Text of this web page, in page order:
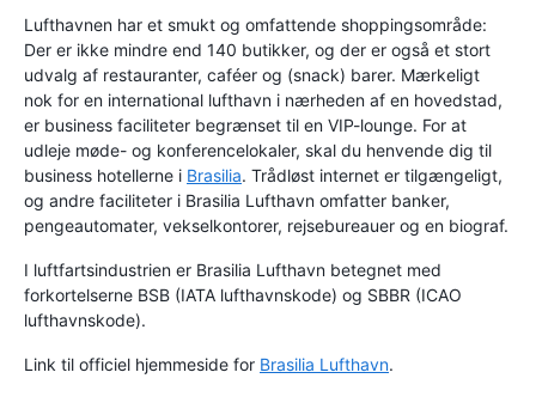
Lufthavnen har et smukt og omfattende shoppingsområde:
Der er ikke mindre end 140 butikker, og der er også et stort
udvalg af restauranter, caféer og (snack) barer. Mærkeligt
nok for en international lufthavn i nærheden af en hovedstad,
er business faciliteter begrænset til en VIP-lounge. For at
udleje møde- og konferencelokaler, skal du henvende dig til
business hotellerne i Brasilia. Trådløst internet er tilgængeligt,
og andre faciliteter i Brasilia Lufthavn omfatter banker,
pengeautomater, vekselkontorer, rejsebureauer og en biograf.
I luftfartsindustrien er Brasilia Lufthavn betegnet med
forkortelserne BSB (IATA lufthavnskode) og SBBR (ICAO
lufthavnskode).
Link til officiel hjemmeside for Brasilia Lufthavn.